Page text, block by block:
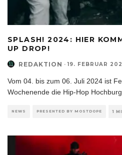
SPLASH! 2024: HIER
UP DROP!
REDAKTION · 19. FEBRUAR
Vom 04. bis zum 06. Juli 2024 ist
Wochenende die Hip-Hop
NEWS PRESENTED BY MOSTDOPE 1